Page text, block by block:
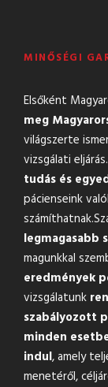
MINŐSÉGI
Elsőként
meg
világszerte
vizsgálati
tudás és
pácienseink
legmagasabb
magunkkal
eredmények
vizsgálatunk
szabályozott
minden
indul, amely
menetéről,